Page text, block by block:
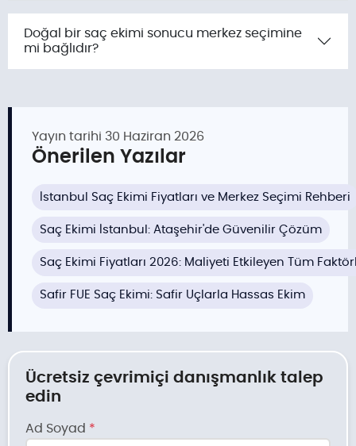
Doğal bir saç ekimi sonucu merkez seçimine
mi bağlıdır?
Yayın tarihi 30 Haziran 2026
Önerilen Yazılar
İstanbul Saç Ekimi Fiyatları ve Merkez Seçimi Rehberi
Saç Ekimi İstanbul: Ataşehir'de Güvenilir Çözüm
Saç Ekimi Fiyatları 2026: Maliyeti Etkileyen Tüm
Safir FUE Saç Ekimi: Safir Uçlarla Hassas Ekim
Ücretsiz çevrimiçi danışmanlık talep
edin
Ad Soyad *